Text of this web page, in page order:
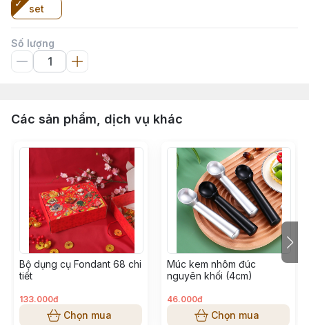
set
Số lượng
Các sản phẩm, dịch vụ khác
Bộ dụng cụ Fondant 68 chi
tiết
133.000đ
Chọn mua
Múc kem nhôm đúc
nguyên khối (4cm)
46.000đ
Chọn mua